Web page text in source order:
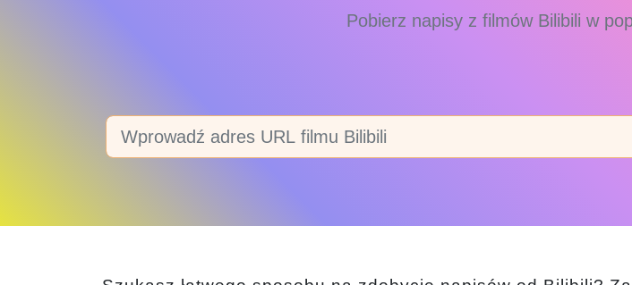
Pobierz napisy z filmów Bilibili w